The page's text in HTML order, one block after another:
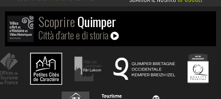
ScoprireQuimper
Città d'arte e di storia